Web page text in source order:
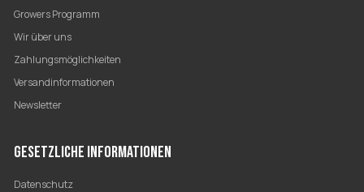
Growers Programm
Wir über uns
Zahlungsmöglichkeiten
Versandinformationen
Newsletter
GESETZLICHE INFORMATIONEN
Datenschutz